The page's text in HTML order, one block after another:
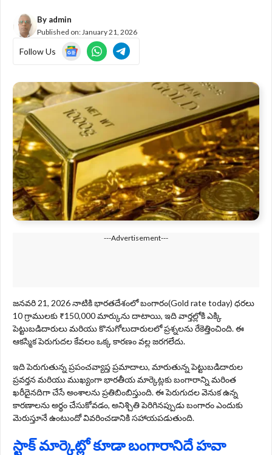
By admin
Published on: January 21, 2026
Follow Us
---Advertisement---
జనవరి 21, 2026 నాటికి భారతదేశంలో బంగారం(Gold rate today) ధరలు
10 గ్రాములకు ₹150,000 మార్కును దాటాయి, ఇది వార్తల్లోకి ఎక్కి
పెట్టుబడిదారులు మరియు కొనుగోలుదారులలో ప్రశ్నలను రేకెత్తించింది. ఈ
ఆకస్మిక పెరుగుదల కేవలం ఒక్క కారణం వల్ల జరగలేదు.
ఇది పెరుగుతున్న ప్రపంచవ్యాప్త ప్రమాదాలు, మారుతున్న పెట్టుబడిదారుల
ప్రవర్తన మరియు ముఖ్యంగా భారతీయ మార్కెట్లకు బంగారాన్ని మరింత
ఖరీదైనదిగా చేసే అంశాలను ప్రతిబింబిస్తుంది. ఈ పెరుగుదల వెనుక ఉన్న
కారణాలను అర్థం చేసుకోవడం, అనిశ్చితి పెరిగినప్పుడు బంగారం ఎందుకు
మెరుస్తూనే ఉంటుందో వివరించడానికి సహాయపడుతుంది.
స్టాక్ మార్కెట్లో కూడా బంగారానిదే హవా